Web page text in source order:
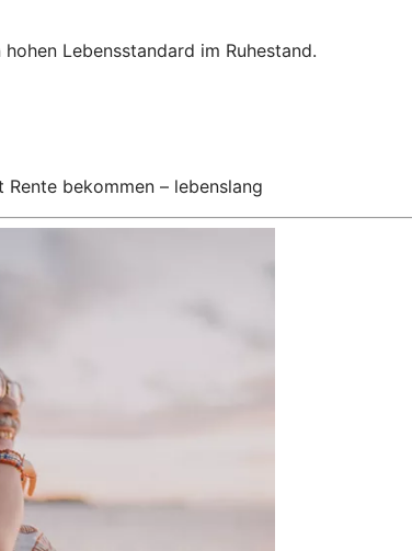
Lebensstandard im Ruhestand.
bekommen – lebenslang